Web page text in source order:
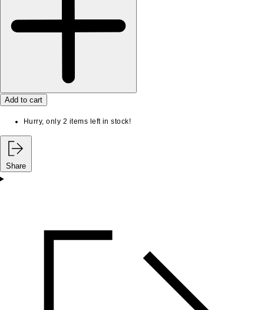
Add to cart
Hurry, only 2 items left in stock!
Share